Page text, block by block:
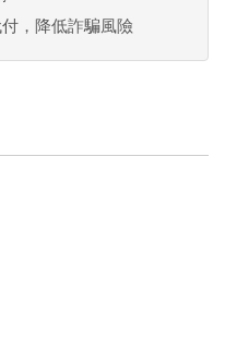
，降低詐騙風險